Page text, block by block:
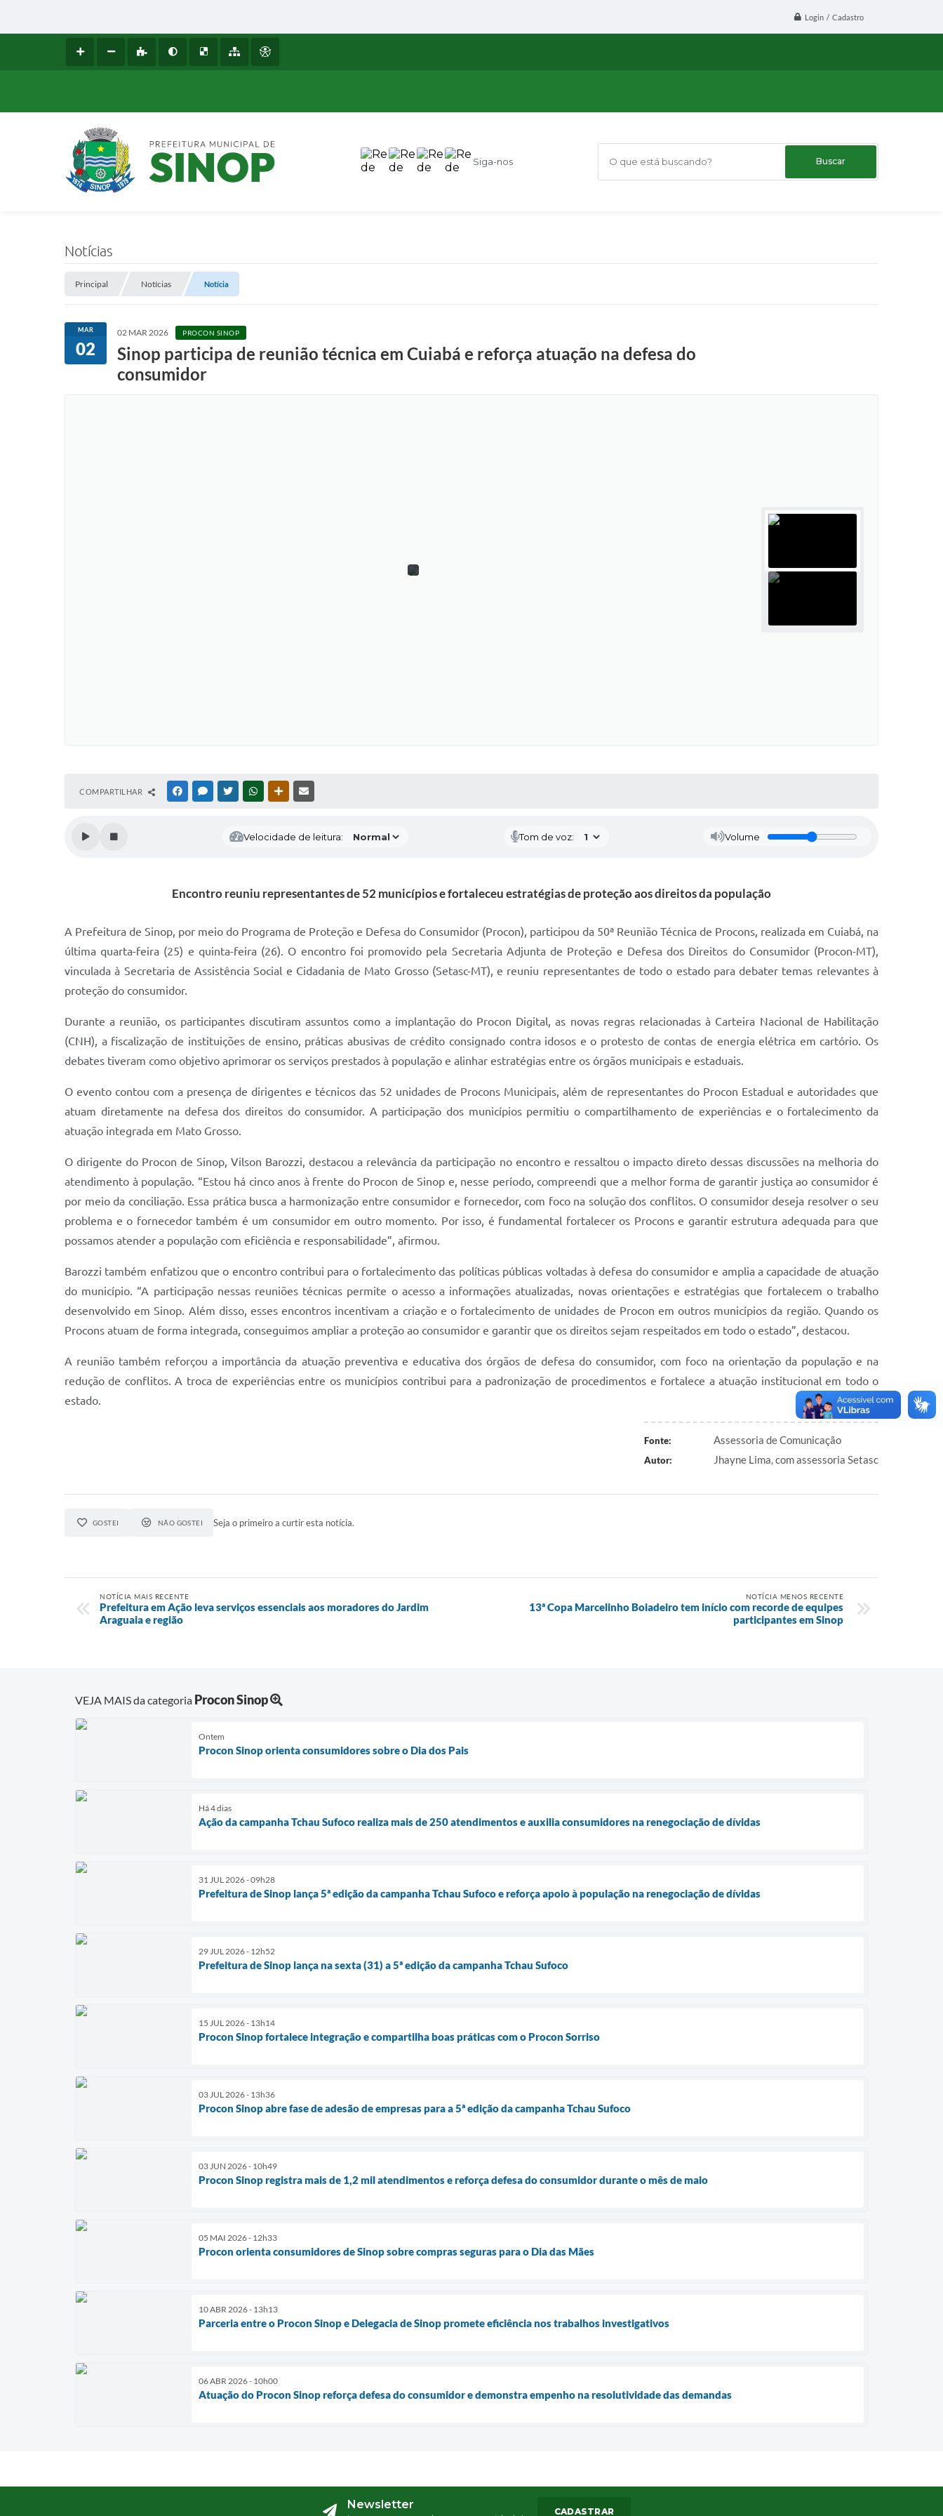
Login / Cadastro
Siga-nos O que está buscando?
Notícias
Principal Notícias Notícia
MAR
02
02 MAR 2026 PROCON SINOP
Sinop participa de reunião técnica em Cuiabá e reforça atuação na defesa do
consumidor
COMPARTILHAR FACEBOOKMESSENGER
TWITTERWHATSAPPOUTRAS MÍDIAS
Velocidade de leitura: Tom de voz: Volume
Encontro reuniu representantes de 52 municípios e fortaleceu estratégias de proteção aos direitos da população
A Prefeitura de Sinop, por meio do Programa de Proteção e Defesa do Consumidor (Procon), participou da 50ª Reunião Técnica de Procons, realizada em Cuiabá, na
última quarta-feira (25) e quinta-feira (26). O encontro foi promovido pela Secretaria Adjunta de Proteção e Defesa dos Direitos do Consumidor (Procon-MT),
vinculada à Secretaria de Assistência Social e Cidadania de Mato Grosso (Setasc-MT), e reuniu representantes de todo o estado para debater temas relevantes à
proteção do consumidor.
Durante a reunião, os participantes discutiram assuntos como a implantação do Procon Digital, as novas regras relacionadas à Carteira Nacional de Habilitação
(CNH), a fiscalização de instituições de ensino, práticas abusivas de crédito consignado contra idosos e o protesto de contas de energia elétrica em cartório. Os
debates tiveram como objetivo aprimorar os serviços prestados à população e alinhar estratégias entre os órgãos municipais e estaduais.
O evento contou com a presença de dirigentes e técnicos das 52 unidades de Procons Municipais, além de representantes do Procon Estadual e autoridades que
atuam diretamente na defesa dos direitos do consumidor. A participação dos municípios permitiu o compartilhamento de experiências e o fortalecimento da
atuação integrada em Mato Grosso.
O dirigente do Procon de Sinop, Vilson Barozzi, destacou a relevância da participação no encontro e ressaltou o impacto direto dessas discussões na melhoria do
atendimento à população. “Estou há cinco anos à frente do Procon de Sinop e, nesse período, compreendi que a melhor forma de garantir justiça ao consumidor é
por meio da conciliação. Essa prática busca a harmonização entre consumidor e fornecedor, com foco na solução dos conflitos. O consumidor deseja resolver o seu
problema e o fornecedor também é um consumidor em outro momento. Por isso, é fundamental fortalecer os Procons e garantir estrutura adequada para que
possamos atender a população com eficiência e responsabilidade”, afirmou.
Barozzi também enfatizou que o encontro contribui para o fortalecimento das políticas públicas voltadas à defesa do consumidor e amplia a capacidade de atuação
do município. “A participação nessas reuniões técnicas permite o acesso a informações atualizadas, novas orientações e estratégias que fortalecem o trabalho
desenvolvido em Sinop. Além disso, esses encontros incentivam a criação e o fortalecimento de unidades de Procon em outros municípios da região. Quando os
Procons atuam de forma integrada, conseguimos ampliar a proteção ao consumidor e garantir que os direitos sejam respeitados em todo o estado”, destacou.
A reunião também reforçou a importância da atuação preventiva e educativa dos órgãos de defesa do consumidor, com foco na orientação da população e na
redução de conflitos. A troca de experiências entre os municípios contribui para a padronização de procedimentos e fortalece a atuação institucional em todo o
estado.
Fonte: Assessoria de Comunicação
Autor: Jhayne Lima, com assessoria Setasc
GOSTEI NÃO GOSTEI Seja o primeiro a curtir esta notícia.
NOTÍCIA MAIS RECENTE
Prefeitura em Ação leva serviços essenciais aos moradores do Jardim
Araguaia e região
NOTÍCIA MENOS RECENTE
13ª Copa Marcelinho Boiadeiro tem início com recorde de equipes
participantes em Sinop
VEJA MAIS da categoria Procon Sinop
Ontem
Procon Sinop orienta consumidores sobre o Dia dos Pais
Há 4 dias
Ação da campanha Tchau Sufoco realiza mais de 250 atendimentos e auxilia consumidores na renegociação de dívidas
31 JUL 2026 - 09h28
Prefeitura de Sinop lança 5ª edição da campanha Tchau Sufoco e reforça apoio à população na renegociação de dívidas
29 JUL 2026 - 12h52
Prefeitura de Sinop lança na sexta (31) a 5ª edição da campanha Tchau Sufoco
15 JUL 2026 - 13h14
Procon Sinop fortalece integração e compartilha boas práticas com o Procon Sorriso
03 JUL 2026 - 13h36
Procon Sinop abre fase de adesão de empresas para a 5ª edição da campanha Tchau Sufoco
03 JUN 2026 - 10h49
Procon Sinop registra mais de 1,2 mil atendimentos e reforça defesa do consumidor durante o mês de maio
05 MAI 2026 - 12h33
Procon orienta consumidores de Sinop sobre compras seguras para o Dia das Mães
10 ABR 2026 - 13h13
Parceria entre o Procon Sinop e Delegacia de Sinop promete eficiência nos trabalhos investigativos
06 ABR 2026 - 10h00
Atuação do Procon Sinop reforça defesa do consumidor e demonstra empenho na resolutividade das demandas
Newsletter CADASTRAR